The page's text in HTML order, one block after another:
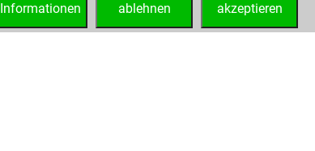
akzeptieren
ablehnen
Informationen